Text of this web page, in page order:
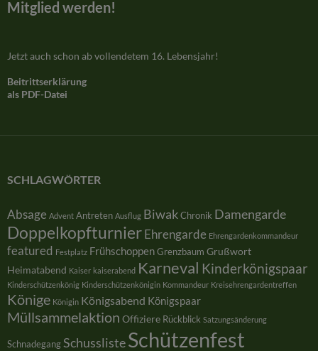
Mitglied werden!
Jetzt auch schon ab vollendetem 16. Lebensjahr!
Beitrittserklärung
als PDF-Datei
SCHLAGWÖRTER
Absage Advent Antreten Ausflug BiwakChronik Damengarde
DoppelkopfturnierEhrengarde Ehrengardenkommandeur
featured Festplatz FrühschoppenGrenzbaum Grußwort
Heimatabend Kaiser kaiserabend Karneval Kinderkönigspaar
Kinderschützenkönig Kinderschützenkönigin Kommandeur Kreisehrengardentreffen
Könige Königin Königsabend Königspaar
Müllsammelaktion Offiziere Rückblick Satzungsänderung
SchnadegangSchusslisteSchützenfest